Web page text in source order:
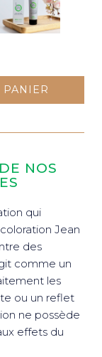
PANIER
NOS
qui
Jean
des
comme un
les
ou un reflet
ne possède
effets du